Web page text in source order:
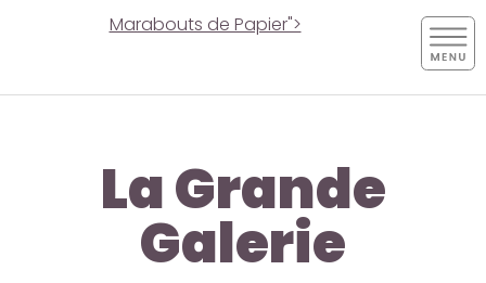
Marabouts de Papier">
La Grande
Galerie